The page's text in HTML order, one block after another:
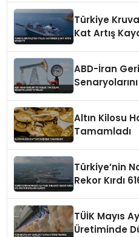
Türkiye
Kat Artış
ABD-İran
Altın Kilosu
Tamamladı
Türkiye’nin
Rekor Kırdı
TÜİK Mayıs
Üretiminde